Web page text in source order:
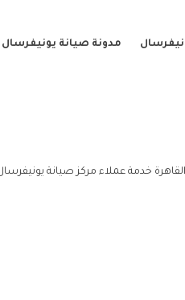
مدونة صيانة يونيفرسال
خدمة عملاء مركز صيانة